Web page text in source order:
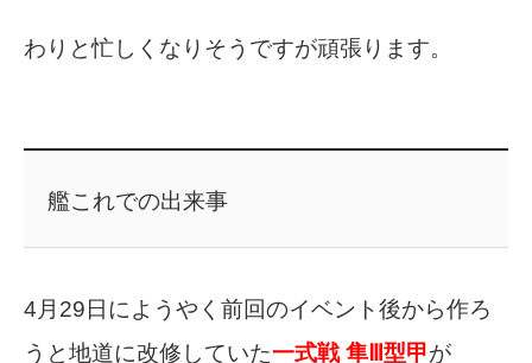
わりと忙しくなりそうですが頑張ります。
艦これでの出来事
4月29日にようやく前回のイベント後から作ろ
うと地道に改修していた一式戦 隼Ⅲ型甲が